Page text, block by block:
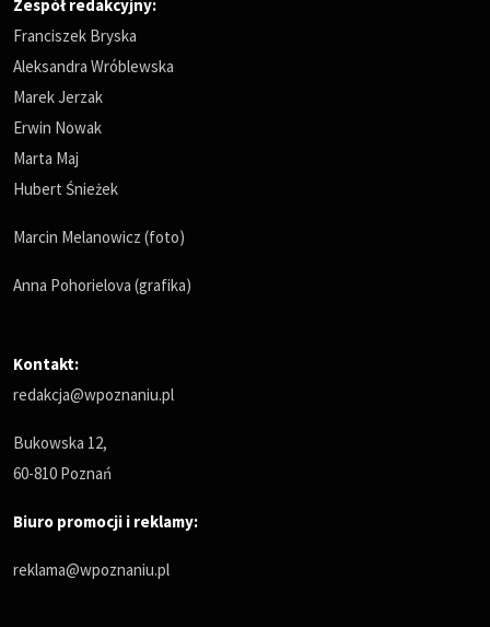
Zespół redakcyjny:
Franciszek Bryska
Aleksandra Wróblewska
Marek Jerzak
Erwin Nowak
Marta Maj
Hubert Śnieżek
Marcin Melanowicz (foto)
Anna Pohorielova (grafika)
Kontakt:
redakcja@wpoznaniu.pl
Bukowska 12,
60-810 Poznań
Biuro promocji i reklamy:
reklama@wpoznaniu.pl